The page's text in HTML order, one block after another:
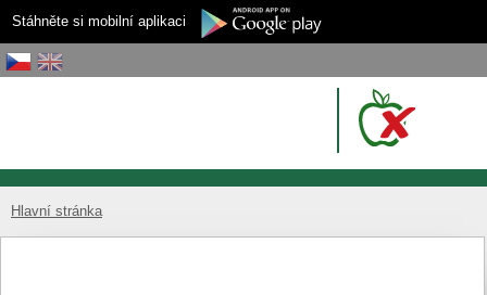
Stáhněte si mobilní aplikaci
Hlavní stránka